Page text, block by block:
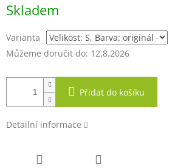
cena:
Skladem
Varianta
Můžeme doručit do: 12.8.2026
Přidat do košíku
Detailní informace